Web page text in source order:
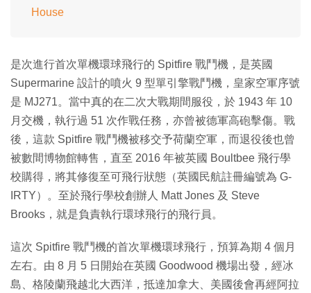
House
是次進行首次單機環球飛行的 Spitfire 戰鬥機，是英國
Supermarine 設計的噴火 9 型單引擎戰鬥機，皇家空軍序號
是 MJ271。當中真的在二次大戰期間服役，於 1943 年 10
月交機，執行過 51 次作戰任務，亦曾被德軍高砲擊傷。戰
後，這款 Spitfire 戰鬥機被移交予荷蘭空軍，而退役後也曾
被數間博物館轉售，直至 2016 年被英國 Boultbee 飛行學
校購得，將其修復至可飛行狀態（英國民航註冊編號為 G-
IRTY）。至於飛行學校創辦人 Matt Jones 及 Steve
Brooks，就是負責執行環球飛行的飛行員。
這次 Spitfire 戰鬥機的首次單機環球飛行，預算為期 4 個月
左右。由 8 月 5 日開始在英國 Goodwood 機場出發，經冰
島、格陵蘭飛越北大西洋，抵達加拿大、美國後會再經阿拉